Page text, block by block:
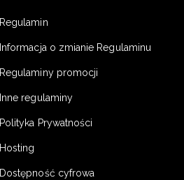
Regulamin
Informacja o zmianie Regulaminu
Regulaminy promocji
Inne regulaminy
Polityka Prywatności
Hosting
Dostępność cyfrowa